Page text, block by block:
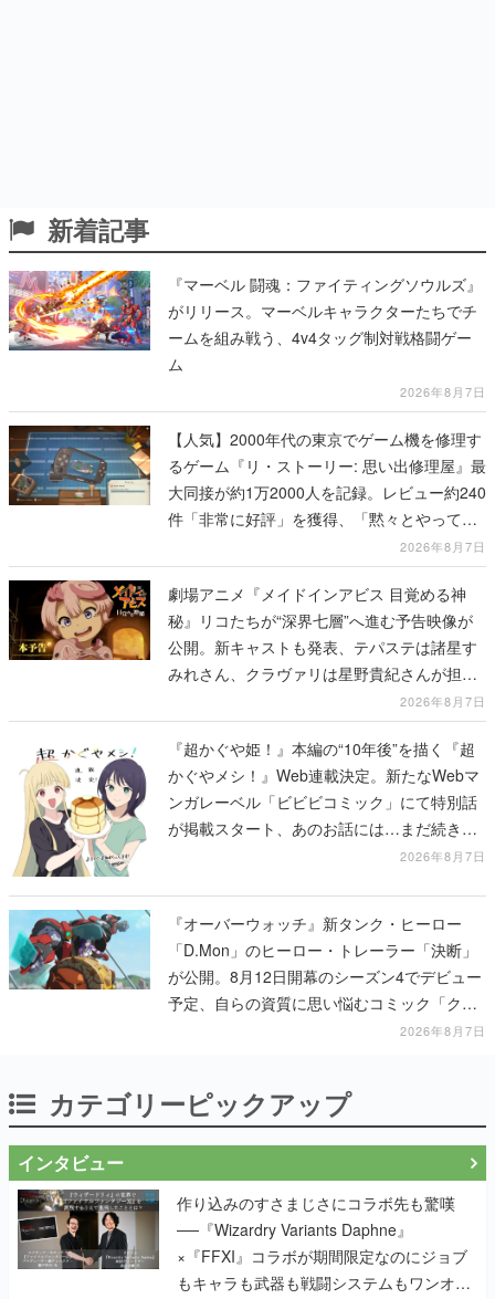
新着記事
『マーベル 闘魂：ファイティングソウルズ』
がリリース。マーベルキャラクターたちでチ
ームを組み戦う、4v4タッグ制対戦格闘ゲー
ム
2026年8月7日
【人気】2000年代の東京でゲーム機を修理す
るゲーム『リ・ストーリー: 思い出修理屋』最
大同接が約1万2000人を記録。レビュー約240
件「非常に好評」を獲得、「黙々とやってし
2026年8月7日
劇場アニメ『メイドインアビス 目覚める神
秘』リコたちが“深界七層”へ進む予告映像が
公開。新キャストも発表、テパステは諸星す
みれさん、クラヴァリは星野貴紀さんが担当
2026年8月7日
『超かぐや姫！』本編の“10年後”を描く『超
かぐやメシ！』Web連載決定。新たなWebマ
ンガレーベル「ビビビコミック」にて特別話
が掲載スタート、あのお話には…まだ続きが
2026年8月7日
『オーバーウォッチ』新タンク・ヒーロー
「D.Mon」のヒーロー・トレーラー「決断」
が公開。8月12日開幕のシーズン4でデビュー
予定、自らの資質に思い悩むコミック「クロ
2026年8月7日
カテゴリーピックアップ
インタビュー
作り込みのすさまじさにコラボ先も驚嘆
──『Wizardry Variants Daphne』
×『FFXI』コラボが期間限定なのにジョブ
もキャラも武器も戦闘システムもワンオフ